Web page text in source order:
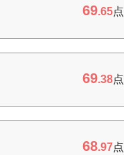
69.65点
69.38点
68.97点